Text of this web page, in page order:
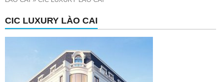
CIC LUXURY LÀO CAI